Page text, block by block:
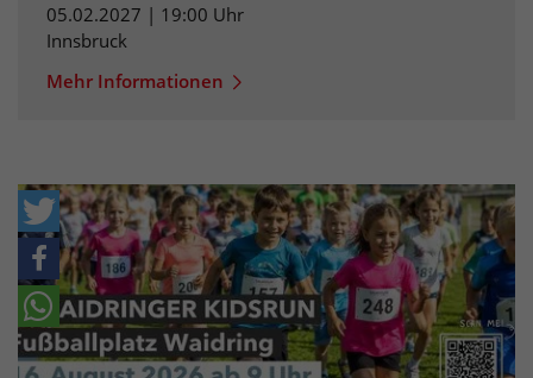
05.02.2027 | 19:00 Uhr
Innsbruck
Mehr Informationen